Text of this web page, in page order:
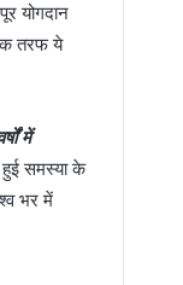
योगदान
तरफ ये
में
हुई समस्या के
भर में